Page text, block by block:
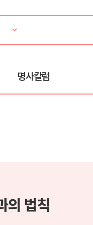
명사칼럼
의 법칙